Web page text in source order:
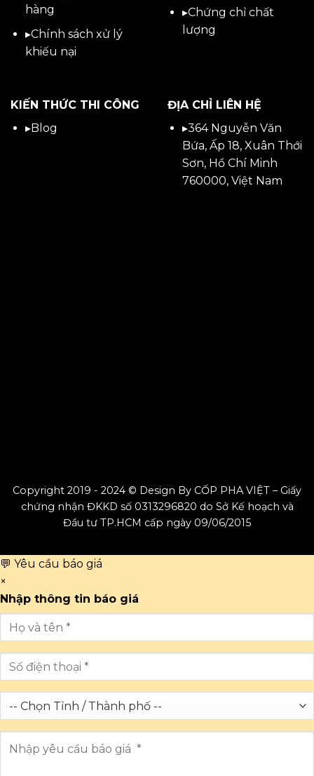
hàng
▸Chính sách xử lý
khiếu nại
▸Chứng chỉ chất
lượng
KIẾN THỨC THI CÔNG
▸Blog
ĐỊA CHỈ LIÊN HỆ
▸364 Nguyễn Văn
Bứa, Ấp 18, Xuân Thới
Sơn, Hồ Chí Minh
760000, Việt Nam
Copyright 2019 - 2024 © Design By CỐP PHA VIỆT – Giấy
chứng nhận ĐKKD số 0313296820 do Sở Kế hoạch và
Đầu tư TP.HCM cấp ngày 09/06/2015
💬 Yêu cầu báo giá
×
Nhập thông tin báo giá